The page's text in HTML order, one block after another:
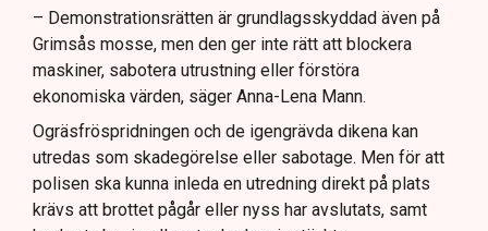
– Demonstrationsrätten är grundlagsskyddad även på
Grimsås mosse, men den ger inte rätt att blockera
maskiner, sabotera utrustning eller förstöra
ekonomiska värden, säger Anna-Lena Mann.
Ogräsfröspridningen och de igengrävda dikena kan
utredas som skadegörelse eller sabotage. Men för att
polisen ska kunna inleda en utredning direkt på plats
krävs att brottet pågår eller nyss har avslutats, samt